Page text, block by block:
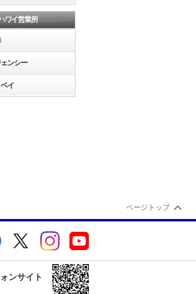
ワイ営業所
ンシー
イ
ンサイト
ページトップ